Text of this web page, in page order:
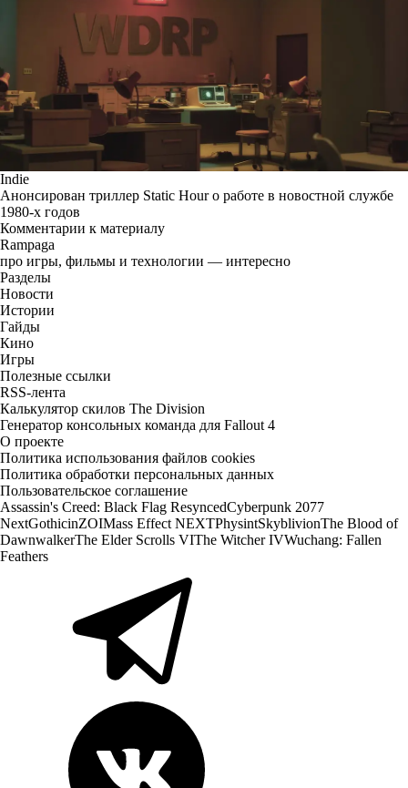
Indie
Анонсирован триллер Static Hour о работе в новостной службе
1980-х годов
Комментарии к материалу
Rampaga
про игры, фильмы и технологии — интересно
Разделы
Новости
Истории
Гайды
Кино
Игры
Полезные ссылки
RSS-лента
Калькулятор скилов The Division
Генератор консольных команда для Fallout 4
О проекте
Политика использования файлов cookies
Политика обработки персональных данных
Пользовательское соглашение
Assassin's Creed: Black Flag ResyncedCyberpunk 2077
NextGothicinZOIMass Effect NEXTPhysintSkyblivionThe Blood of
DawnwalkerThe Elder Scrolls VIThe Witcher IVWuchang: Fallen
Feathers